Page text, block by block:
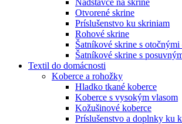
Otvorené skrine
Príslušenstvo ku skriniam
Rohové skrine
Šatníkové skrine s otočnými
Šatníkové skrine s
Textil do domácnosti
Koberce a rohožky
Hladko tkané koberce
Koberce s vysokým vlasom
Kožušinové koberce
Príslušenstvo a doplnky ku